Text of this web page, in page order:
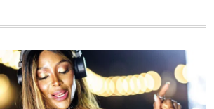
პროკურორი ნია იმნაძეზე